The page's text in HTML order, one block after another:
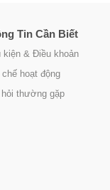
Tin Cần Biết
kiện & Điều khoản
chế hoạt động
hỏi thường gặp